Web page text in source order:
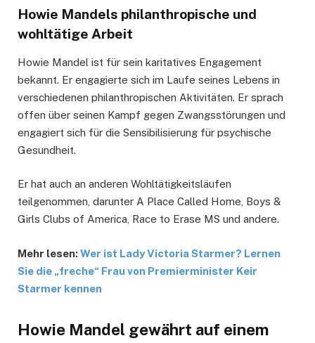
Howie Mandels philanthropische und
wohltätige Arbeit
Howie Mandel ist für sein karitatives Engagement
bekannt. Er engagierte sich im Laufe seines Lebens in
verschiedenen philanthropischen Aktivitäten. Er sprach
offen über seinen Kampf gegen Zwangsstörungen und
engagiert sich für die Sensibilisierung für psychische
Gesundheit.
Er hat auch an anderen Wohltätigkeitsläufen
teilgenommen, darunter A Place Called Home, Boys &
Girls Clubs of America, Race to Erase MS und andere.
Mehr lesen:Wer ist Lady Victoria Starmer? Lernen
Sie die „freche“ Frau von Premierminister Keir
Starmer kennen
Howie Mandel gewährt auf einem